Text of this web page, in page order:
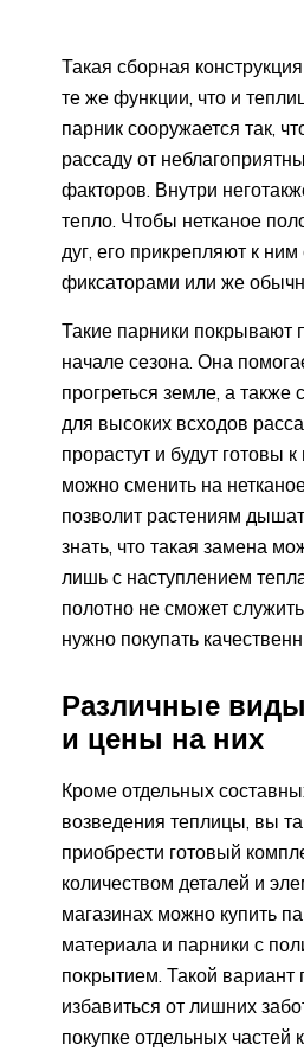
Такая сборная
те же функции, что и
парник сооружается так,
рассаду от
факторов. Внутри
тепло. Чтобы нетканое
дуг, его прикрепляют к
фиксаторами или же
Такие парники покрывают
начале сезона. Она
прогреться земле, а также
для высоких всходов
прорастут и будут готовы
можно сменить на
позволит растениям
знать, что такая замена
лишь с наступлением
полотно не сможет
нужно покупать
Различные
и цены на них
Кроме отдельных
возведения теплицы, вы
приобрести готовый
количеством деталей и
магазинах можно купить
материала и парники с
покрытием. Такой
избавиться от лишних
покупке отдельных частей